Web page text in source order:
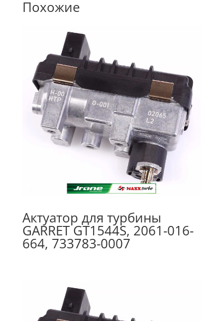
Похожие
Актуатор для турбины
GARRET GT1544S, 2061-016-
664, 733783-0007